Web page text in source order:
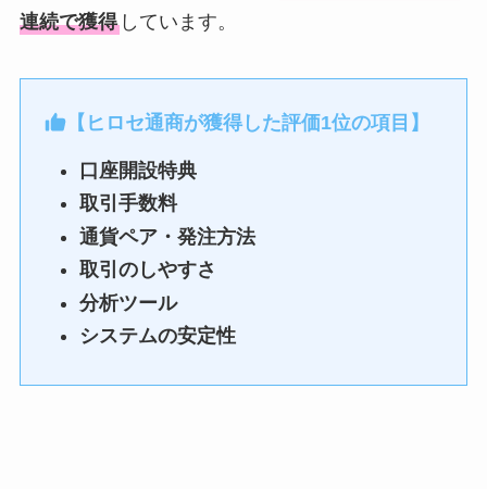
連続で獲得しています。
【ヒロセ通商が獲得した評価1位の項目】
口座開設特典
取引手数料
通貨ペア・発注方法
取引のしやすさ
分析ツール
システムの安定性